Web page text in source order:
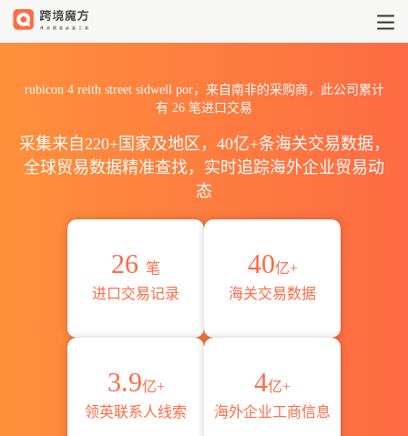
rubicon 4 reith street sidwell por，来自南非的采购商，此公司累计
有 26 笔进口交易
采集来自220+国家及地区，40亿+条海关交易数据，
全球贸易数据精准查找，实时追踪海外企业贸易动
态
26 笔
进口交易记录
40亿+
海关交易数据
3.9亿+
领英联系人线索
4亿+
海外企业工商信息